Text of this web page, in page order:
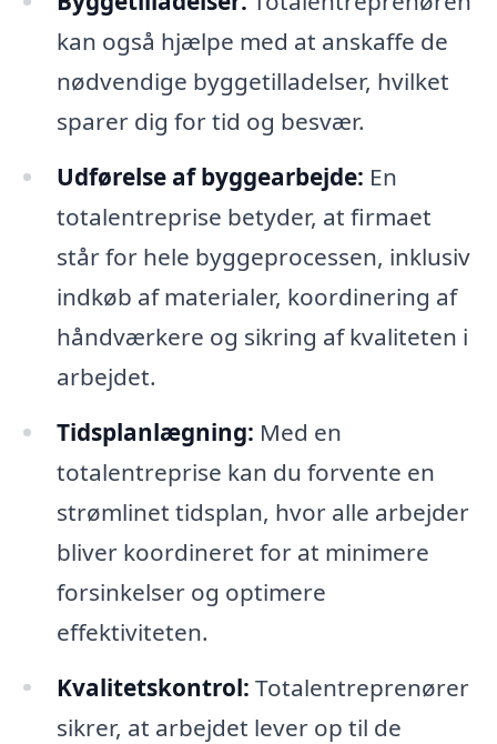
kan også hjælpe med at anskaffe de
nødvendige byggetilladelser, hvilket
sparer dig for tid og besvær.
Udførelse af byggearbejde: En
totalentreprise betyder, at firmaet
står for hele byggeprocessen, inklusiv
indkøb af materialer, koordinering af
håndværkere og sikring af kvaliteten i
arbejdet.
Tidsplanlægning: Med en
totalentreprise kan du forvente en
strømlinet tidsplan, hvor alle arbejder
bliver koordineret for at minimere
forsinkelser og optimere
effektiviteten.
Kvalitetskontrol: Totalentreprenører
sikrer, at arbejdet lever op til de